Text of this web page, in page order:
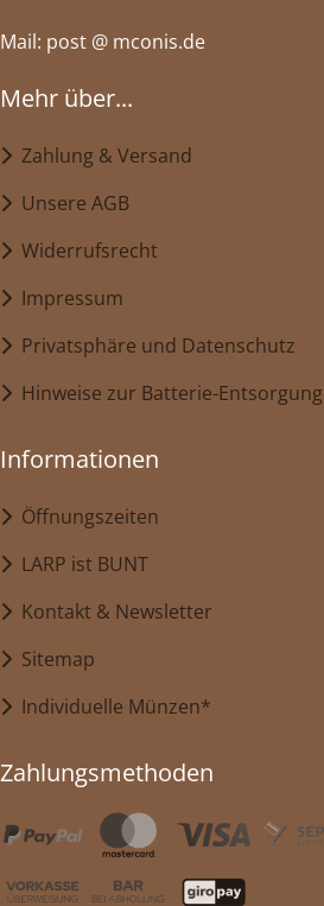
Mail: post @ mconis.de
Mehr über...
Zahlung & Versand
Unsere AGB
Widerrufsrecht
Impressum
Privatsphäre und Datenschutz
Hinweise zur Batterie-Entsorgung
Informationen
Öffnungszeiten
LARP ist BUNT
Kontakt & Newsletter
Sitemap
Individuelle Münzen*
Zahlungsmethoden